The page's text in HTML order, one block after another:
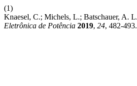
(1)
Knaesel, C.; Michels, L.; Batschauer, A.
Eletrônica de Potência 2019, 24, 482-493.